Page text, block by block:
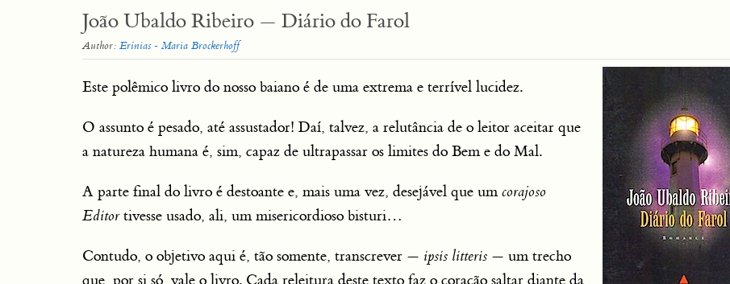
João Ubaldo Ribeiro — Diário do Farol
Author: Erínias - Maria Brockerhoff
Este polêmico livro do nosso baiano é de uma extrema e terrível lucidez.
O assunto é pesado, até assustador! Daí, talvez, a relutância de o leitor aceitar que
a natureza humana é, sim, capaz de ultrapassar os limites do Bem e do Mal.
A parte final do livro é destoante e, mais uma vez, desejável que umcorajoso
Editortivesse usado, ali, um misericordioso bisturi…
Contudo, o objetivo aqui é, tão somente, transcrever — ipsis litteris — um trecho
que, por si só, vale o livro. Cada releitura deste texto faz o coração saltar diante da